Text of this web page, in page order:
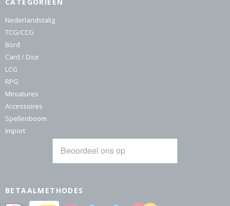
Nederlandstalig
TCG/CCG
Bord
Card / Dice
LCG
RPG
Miniatures
Accessoires
Spellenboom
Import
BETAALMETHODES